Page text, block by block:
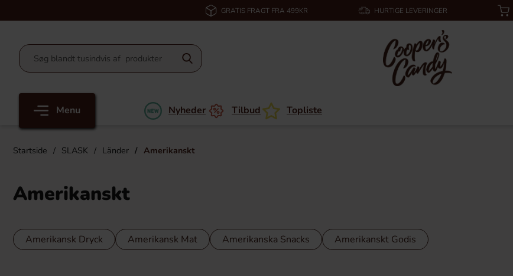
GRATIS FRAGT FRA 499KR HURTIGE LEVERINGER
Menu Nyheder Tilbud Topliste
Startside SLASK Länder Amerikanskt
Amerikanskt
Amerikansk Dryck Amerikansk Mat Amerikanska Snacks Amerikanskt Godis